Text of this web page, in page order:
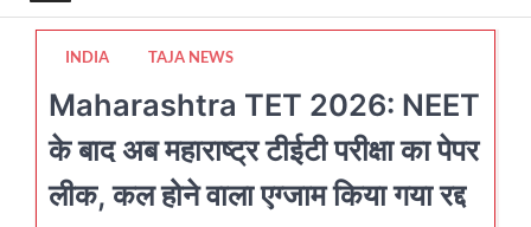
INDIA TAJA NEWS
Maharashtra TET 2026: NEET
के बाद अब महाराष्ट्र टीईटी परीक्षा का पेपर
लीक, कल होने वाला एग्जाम किया गया रद्द